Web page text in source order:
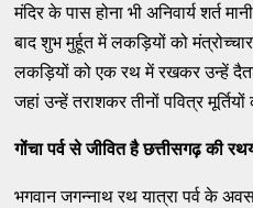
मंदिर के पास होना भी अनिवार्य शर्त
बाद शुभ मुर्हूत में लकड़ियों को
लकड़ियों को एक रथ में रखकर उन्हें
जहां उन्हें तराशकर तीनों पवित्र मूर्तियों
गोंचा पर्व से जीवित है छत्तीसगढ़ की
भगवान जगन्नाथ रथ यात्रा पर्व के